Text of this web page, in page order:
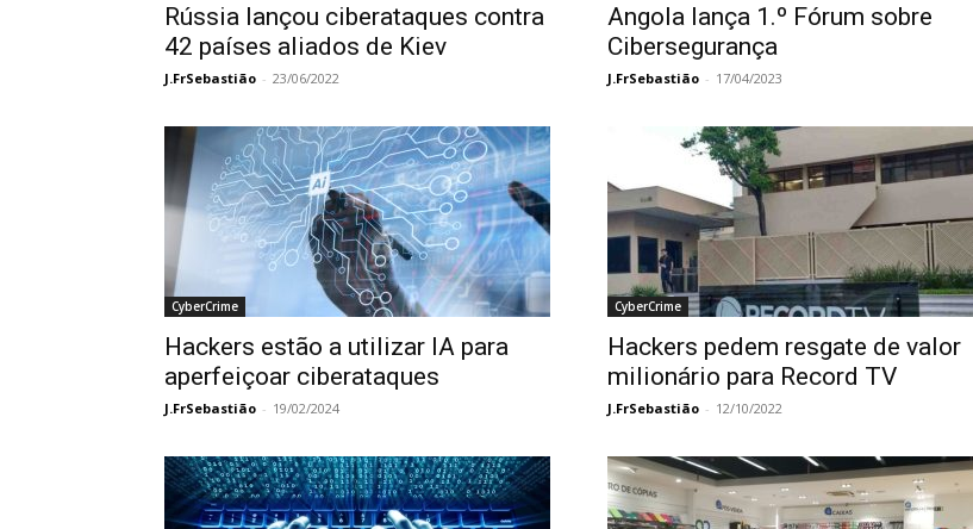
Rússia lançou ciberataques contra
42 países aliados de Kiev
J.FrSebastião - 23/06/2022
Angola lança 1.º Fórum sobre
Cibersegurança
J.FrSebastião - 17/04/2023
CyberCrime
Hackers estão a utilizar IA para
aperfeiçoar ciberataques
J.FrSebastião - 19/02/2024
CyberCrime
Hackers pedem resgate de valor
milionário para Record TV
J.FrSebastião - 12/10/2022